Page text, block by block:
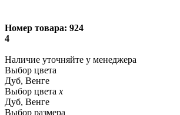
Номер товара: 924
4
Наличие уточняйте у менеджера
Выбор цвета
Дуб, Венге
Выбор цвета x
Дуб, Венге
Выбор размера